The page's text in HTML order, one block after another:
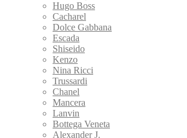
Hugo Boss
Cacharel
Dolce Gabbana
Escada
Shiseido
Kenzo
Nina Ricci
Trussardi
Chanel
Mancera
Lanvin
Bottega Veneta
Alexander J.